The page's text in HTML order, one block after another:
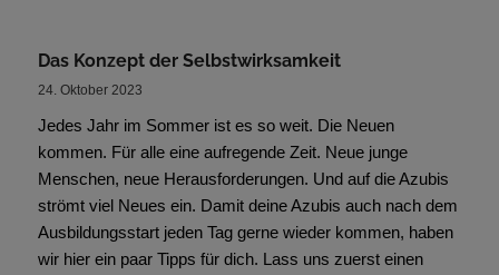
Das Konzept der Selbstwirksamkeit
24. Oktober 2023
Jedes Jahr im Sommer ist es so weit. Die Neuen
kommen. Für alle eine aufregende Zeit. Neue junge
Menschen, neue Herausforderungen. Und auf die Azubis
strömt viel Neues ein. Damit deine Azubis auch nach dem
Ausbildungsstart jeden Tag gerne wieder kommen, haben
wir hier ein paar Tipps für dich. Lass uns zuerst einen